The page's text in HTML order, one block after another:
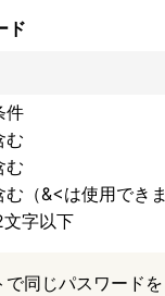
ド
件
む
む
む（&<は使用できま
文字以下
同じパスワードを